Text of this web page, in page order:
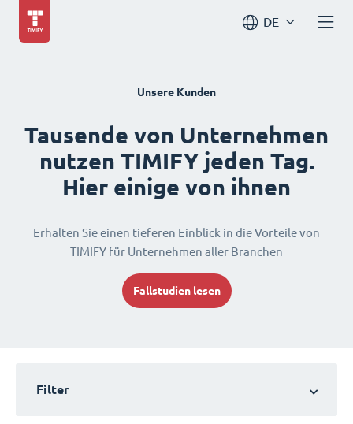
DE
Unsere Kunden
Tausende von Unternehmen
nutzen TIMIFY jeden Tag.
Hier einige von ihnen
Erhalten Sie einen tieferen Einblick in die Vorteile von
TIMIFY für Unternehmen aller Branchen
Fallstudien lesen
Filter